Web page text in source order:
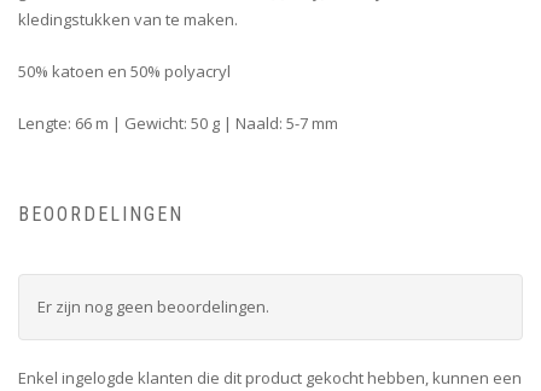
kledingstukken van te maken.
50% katoen en 50% polyacryl
Lengte: 66 m | Gewicht: 50 g | Naald: 5-7 mm
BEOORDELINGEN
Er zijn nog geen beoordelingen.
Enkel ingelogde klanten die dit product gekocht hebben, kunnen een